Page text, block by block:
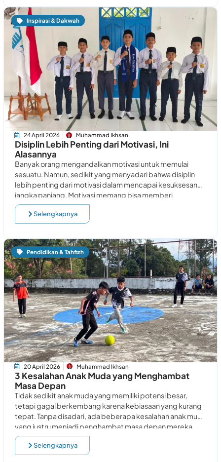
Inspirasi & Dakwah
24 April 2026 Muhammad Ikhsan
Disiplin Lebih Penting dari Motivasi, Ini
Alasannya
Banyak orang mengandalkan motivasi untuk memulai
sesuatu. Namun, sedikit yang menyadari bahwa disiplin
lebih penting dari motivasi dalam mencapai kesuksesan
jangka panjang. Motivasi memang bisa memberi
dorongan di awal. Akan
Selengkapnya
Pendidikan & Tahfizh
20 April 2026 Muhammad Ikhsan
3 Kesalahan Anak Muda yang Menghambat
Masa Depan
Tidak sedikit anak muda yang memiliki potensi besar,
tetapi gagal berkembang karena kebiasaan yang kurang
tepat. Tanpa disadari, ada beberapa kesalahan anak muda
yang justru menjadi penghambat masa depan mereka.
Selengkapnya